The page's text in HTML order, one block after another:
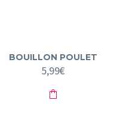
BOUILLON POULET
5,99€